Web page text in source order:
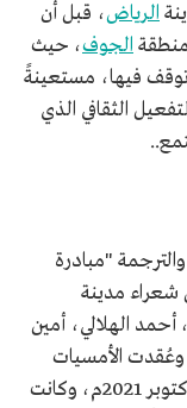
الرياض، قبل أن
الجوف، حيث
توقف فيها، مستعينةً
الثقافي الذي
"مبادرة
شعراء مدينة
الهلالي، أمين
الأمسيات
الأدبية من 16 - 22 ربيع أول 1443هـ/ 22 -28 أكتوبر 2021م، وكانت